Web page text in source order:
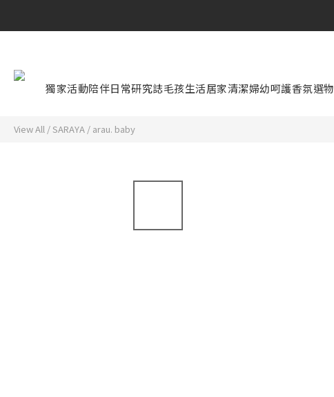
獨家活動陪伴日常研究誌毛孩生活居家清潔婦幼呵護香氛選物
View All /SARAYA / arau. baby